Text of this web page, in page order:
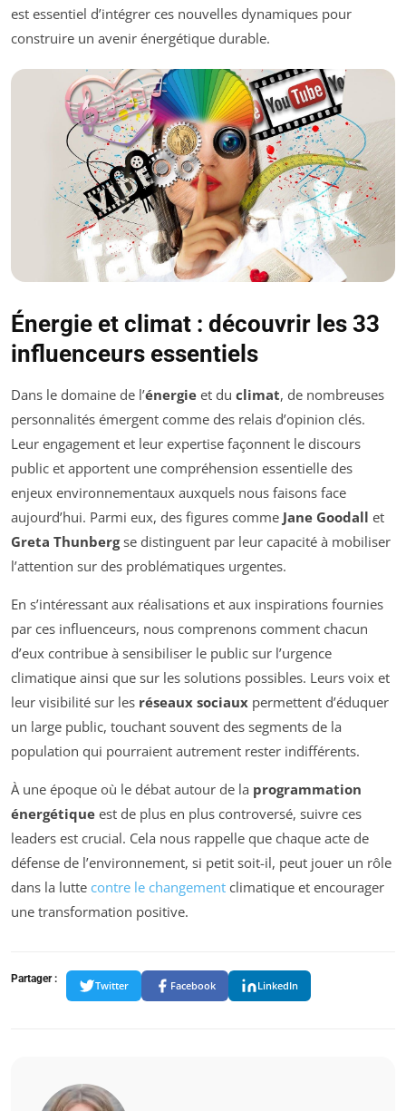
est essentiel d’intégrer ces nouvelles dynamiques pour
construire un avenir énergétique durable.
Énergie et climat : découvrir les 33
influenceurs essentiels
Dans le domaine de l’énergie et du climat, de nombreuses
personnalités émergent comme des relais d’opinion clés.
Leur engagement et leur expertise façonnent le discours
public et apportent une compréhension essentielle des
enjeux environnementaux auxquels nous faisons face
aujourd’hui. Parmi eux, des figures comme Jane Goodall et
Greta Thunbergse distinguent par leur capacité à mobiliser
l’attention sur des problématiques urgentes.
En s’intéressant aux réalisations et aux inspirations fournies
par ces influenceurs, nous comprenons comment chacun
d’eux contribue à sensibiliser le public sur l’urgence
climatique ainsi que sur les solutions possibles. Leurs voix et
leur visibilité sur les réseaux sociaux permettent d’éduquer
un large public, touchant souvent des segments de la
population qui pourraient autrement rester indifférents.
À une époque où le débat autour de la programmation
énergétique est de plus en plus controversé, suivre ces
leaders est crucial. Cela nous rappelle que chaque acte de
défense de l’environnement, si petit soit-il, peut jouer un rôle
dans la lutte contre le changement climatique et encourager
une transformation positive.
Partager :
Twitter Facebook LinkedIn